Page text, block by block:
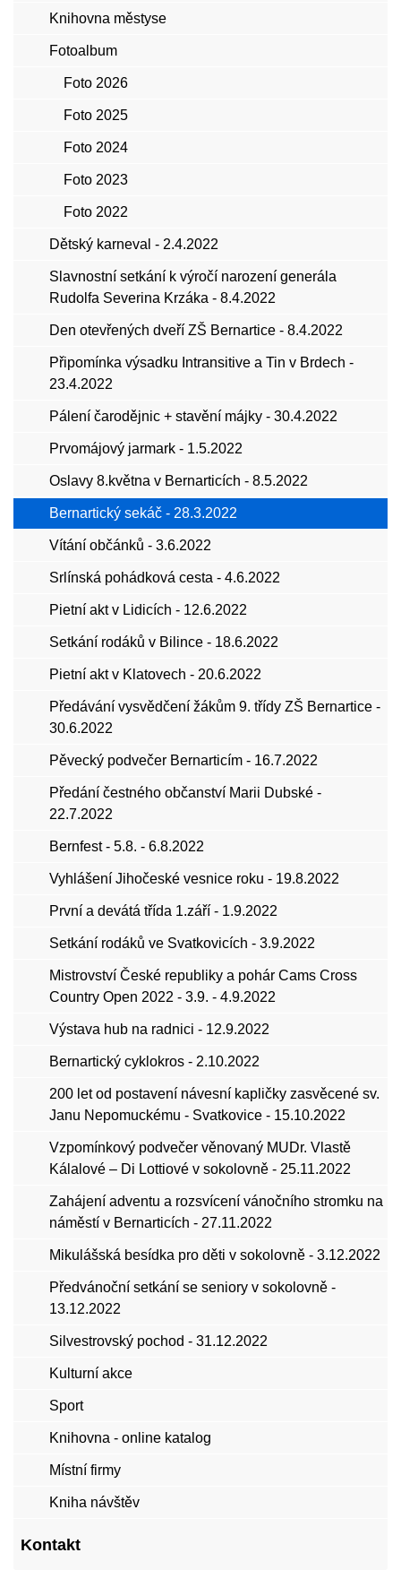
Knihovna městyse
Fotoalbum
Foto 2026
Foto 2025
Foto 2024
Foto 2023
Foto 2022
Dětský karneval - 2.4.2022
Slavnostní setkání k výročí narození generála
Rudolfa Severina Krzáka - 8.4.2022
Den otevřených dveří ZŠ Bernartice - 8.4.2022
Připomínka výsadku Intransitive a Tin v Brdech -
23.4.2022
Pálení čarodějnic + stavění májky - 30.4.2022
Prvomájový jarmark - 1.5.2022
Oslavy 8.května v Bernarticích - 8.5.2022
Bernartický sekáč - 28.3.2022
Vítání občánků - 3.6.2022
Srlínská pohádková cesta - 4.6.2022
Pietní akt v Lidicích - 12.6.2022
Setkání rodáků v Bilince - 18.6.2022
Pietní akt v Klatovech - 20.6.2022
Předávání vysvědčení žákům 9. třídy ZŠ Bernartice -
30.6.2022
Pěvecký podvečer Bernarticím - 16.7.2022
Předání čestného občanství Marii Dubské -
22.7.2022
Bernfest - 5.8. - 6.8.2022
Vyhlášení Jihočeské vesnice roku - 19.8.2022
První a devátá třída 1.září - 1.9.2022
Setkání rodáků ve Svatkovicích - 3.9.2022
Mistrovství České republiky a pohár Cams Cross
Country Open 2022 - 3.9. - 4.9.2022
Výstava hub na radnici - 12.9.2022
Bernartický cyklokros - 2.10.2022
200 let od postavení návesní kapličky zasvěcené sv.
Janu Nepomuckému - Svatkovice - 15.10.2022
Vzpomínkový podvečer věnovaný MUDr. Vlastě
Kálalové – Di Lottiové v sokolovně - 25.11.2022
Zahájení adventu a rozsvícení vánočního stromku na
náměstí v Bernarticích - 27.11.2022
Mikulášská besídka pro děti v sokolovně - 3.12.2022
Předvánoční setkání se seniory v sokolovně -
13.12.2022
Silvestrovský pochod - 31.12.2022
Kulturní akce
Sport
Knihovna - online katalog
Místní firmy
Kniha návštěv
Kontakt